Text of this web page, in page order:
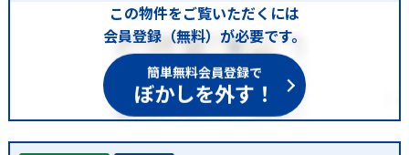
この物件をご覧いただくには
会員登録（無料）が必要です。
簡単無料会員登録で
ぼかしを外す！